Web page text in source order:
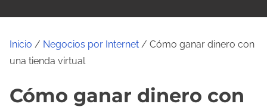
Inicio / Negocios por Internet / Cómo ganar dinero con
una tienda virtual
Cómo ganar dinero con